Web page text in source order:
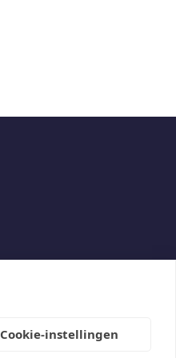
Cookie-instellingen
Social